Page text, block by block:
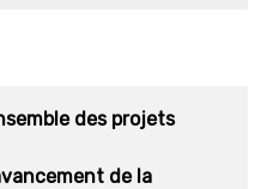
des projets
de la